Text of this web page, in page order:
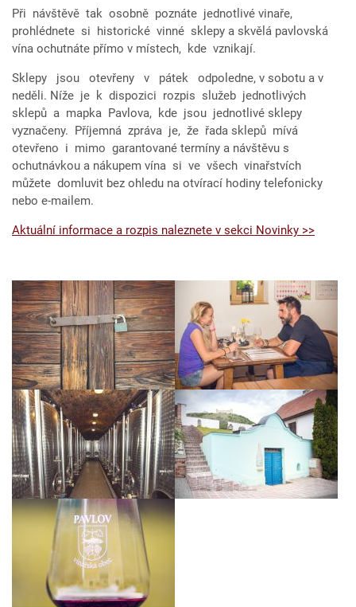
Při návštěvě tak osobně poznáte jednotlivé vinaře,
prohlédnete si historické vinné sklepy a skvělá pavlovská
vína ochutnáte přímo v místech, kde vznikají.
Sklepy jsou otevřeny v pátek odpoledne, v sobotu a v
neděli. Níže je k dispozici rozpis služeb jednotlivých
sklepů a mapka Pavlova, kde jsou jednotlivé sklepy
vyznačeny. Příjemná zpráva je, že řada sklepů mívá
otevřeno i mimo garantované termíny a návštěvu s
ochutnávkou a nákupem vína si ve všech vinařstvích
můžete domluvit bez ohledu na otvírací hodiny telefonicky
nebo e-mailem.
Aktuální informace a rozpis naleznete v sekci Novinky >>